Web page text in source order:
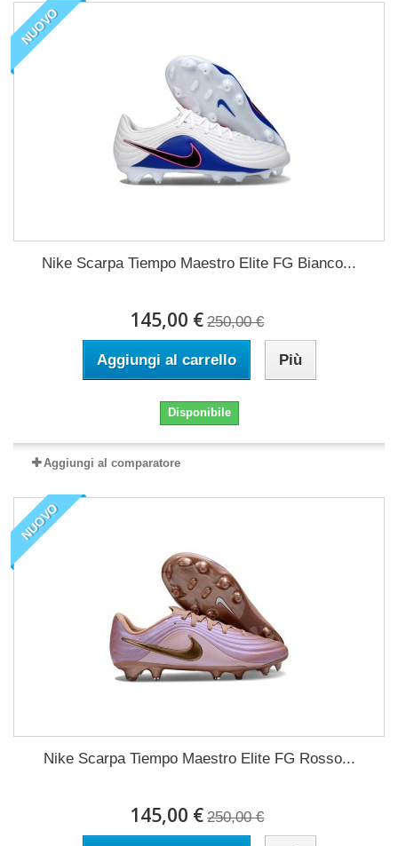
NUOVO
Nike Scarpa Tiempo Maestro Elite FG Bianco...
145,00 € 250,00 €
Aggiungi al carrello Più
Disponibile
Aggiungi al comparatore
NUOVO
Nike Scarpa Tiempo Maestro Elite FG Rosso...
145,00 € 250,00 €